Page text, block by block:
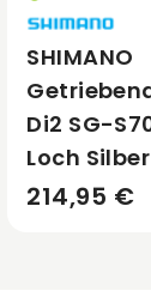
SHIMANO
Di2 SG-
Loch Silber
214,95 €